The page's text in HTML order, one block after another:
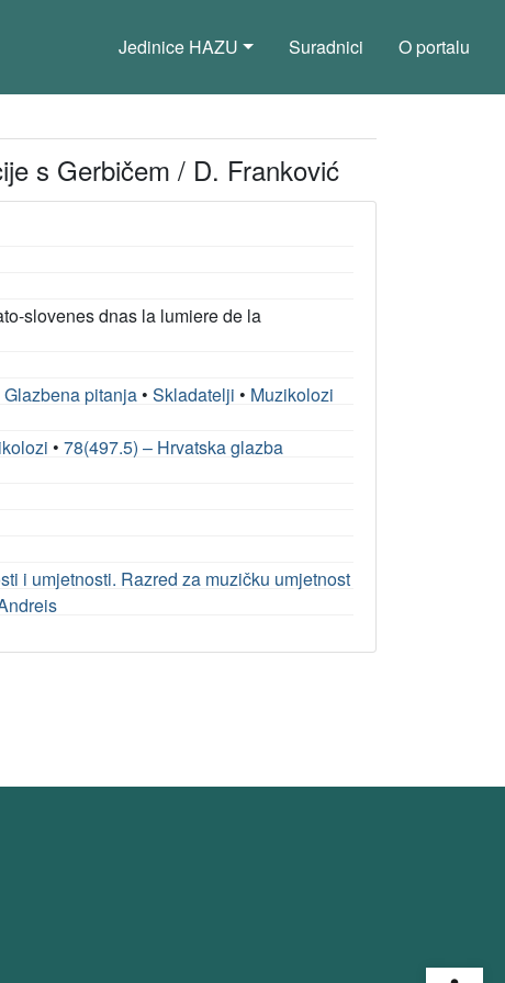
Jedinice HAZU Suradnici O portalu
s Gerbičem / D. Franković
slovenes dnas la lumiere de la
Glazbena pitanja •Skladatelji • Muzikolozi
•78(497.5) – Hrvatska glazba
i umjetnosti. Razred za muzičku umjetnost